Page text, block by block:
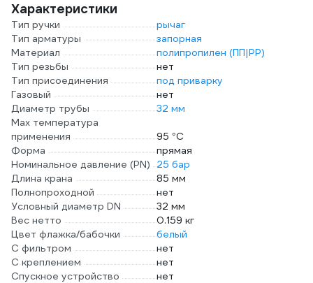
Характеристики
Тип ручки
рычаг
Тип арматуры
запорная
Материал
полипропилен (ПП|PP)
Тип резьбы
нет
Тип присоединения
под приварку
Газовый
нет
Диаметр трубы
32 мм
Max температура
применения
95 °С
Форма
прямая
Номинальное давление (PN)
25 бар
Длина крана
85 мм
Полнопроходной
нет
Условный диаметр DN
32 мм
Вес нетто
0.159 кг
Цвет флажка/бабочки
белый
С фильтром
нет
С креплением
нет
Спускное устройство
нет